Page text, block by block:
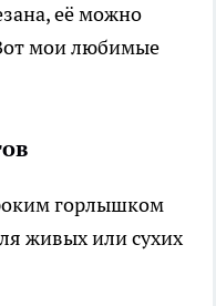
её можно
мои любимые
горлышком
живых или сухих